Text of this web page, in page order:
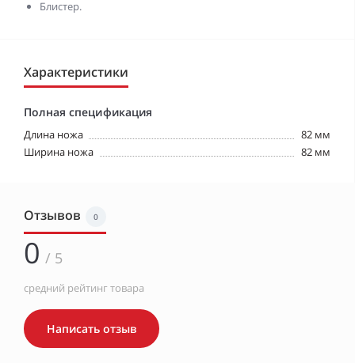
Блистер.
Характеристики
Полная спецификация
Длина ножа
82 мм
Ширина ножа
82 мм
Отзывов 0
0 / 5
средний рейтинг товара
Написать отзыв